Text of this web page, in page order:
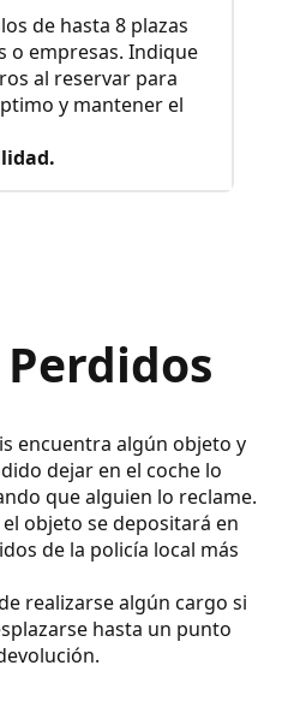
de hasta 8 plazas
o empresas. Indique
al reservar para
y mantener el
encuentra algún objeto y
dejar en el coche lo
que alguien lo reclame.
objeto se depositará en
de la policía local más
realizarse algún cargo si
hasta un punto